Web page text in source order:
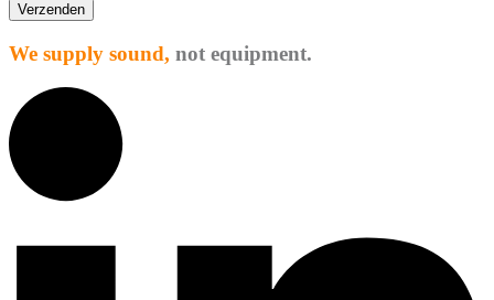
Verzenden
We supply sound, not equipment.